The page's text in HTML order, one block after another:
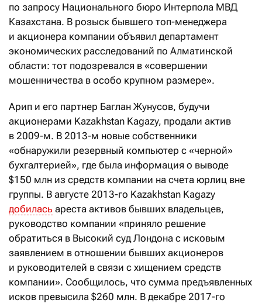
по запросу Национального бюро Интерпола МВД
Казахстана. В розыск бывшего топ-менеджера
и акционера компании объявил департамент
экономических расследований по Алматинской
области: тот подозревался в «совершении
мошенничества в особо крупном размере».
Арип и его партнер Баглан Жунусов, будучи
акционерами Kazakhstan Kagazy, продали актив
в 2009-м. В 2013-м новые собственники
«обнаружили резервный компьютер с «черной»
бухгалтерией», где была информация о выводе
$150 млн из средств компании на счета юрлиц вне
группы. В августе 2013-го Kazakhstan Kagazy
добилась ареста активов бывших владельцев,
руководство компании «приняло решение
обратиться в Высокий суд Лондона с исковым
заявлением в отношении бывших акционеров
и руководителей в связи с хищением средств
компании». Сообщилось, что сумма предъявленных
исков превысила $260 млн. В декабре 2017-го